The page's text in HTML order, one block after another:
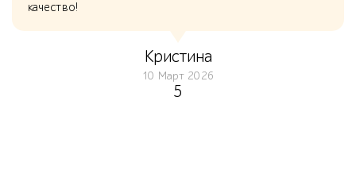
качество!
Кристина
10 Март 2026
5